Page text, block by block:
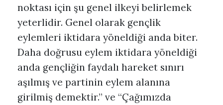
noktası için şu genel ilkeyi belirlemek
yeterlidir. Genel olarak gençlik
eylemleri iktidara yöneldiği anda biter.
Daha doğrusu eylem iktidara yöneldiği
anda gençliğin faydalı hareket sınırı
aşılmış ve partinin eylem alanına
girilmiş demektir.” ve “Çağımızda